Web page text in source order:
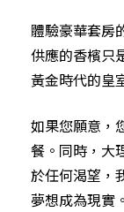
體驗豪華套房
供應的香檳
黃金時代的皇
如果您願意，
餐。同時，大
於任何渴望，
夢想成為現實。